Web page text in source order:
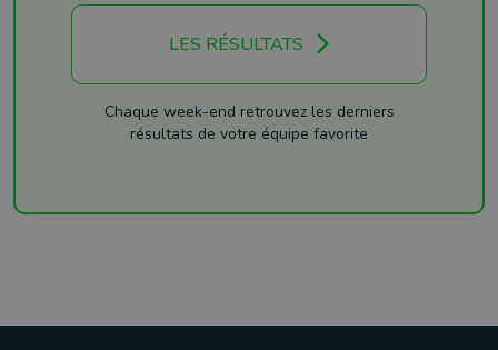
LES RÉSULTATS
Chaque week-end retrouvez les derniers
résultats de votre équipe favorite